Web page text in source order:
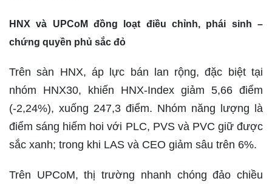
HNX và UPCoM đồng loạt điều chỉnh, phái sinh –
chứng quyền phủ sắc đỏ
Trên sàn HNX, áp lực bán lan rộng, đặc biệt tại
nhóm HNX30, khiến HNX-Index giảm 5,66 điểm
(-2,24%), xuống 247,3 điểm. Nhóm năng lượng là
điểm sáng hiếm hoi với PLC, PVS và PVC giữ được
sắc xanh; trong khi LAS và CEO giảm sâu trên 6%.
Trên UPCoM, thị trường nhanh chóng đảo chiều